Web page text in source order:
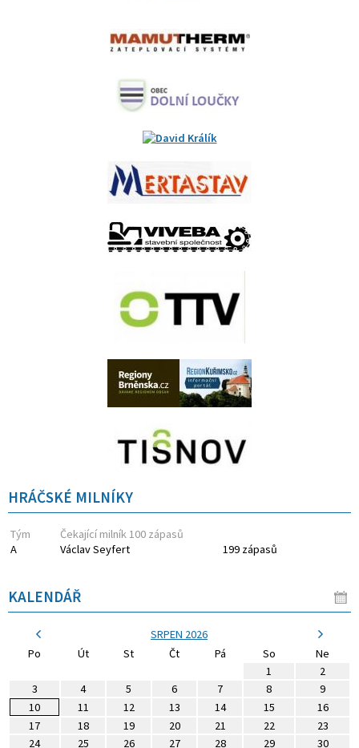
HRÁČSKÉ MILNÍKY
Tým
Čekající milník 100 zápasů
A
Václav Seyfert 199 zápasů
KALENDÁŘ
SRPEN 2026
Po
Út St Čt Pá So
Ne
1
2
3
4 5 6 7 8
9
10
11 12 13 14 15
16
17
18 19 20 21 22
23
24
25 26 27 28 29 30